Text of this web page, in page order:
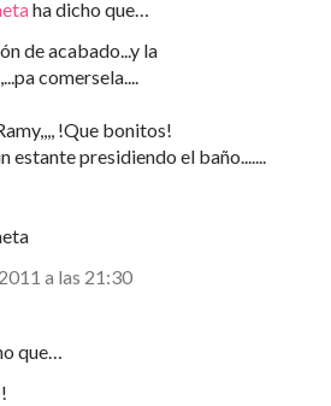
ha dicho que…
de acabado...y la
comersela....
!Que bonitos!
estante presidiendo el baño.......
a las 21:30
que…